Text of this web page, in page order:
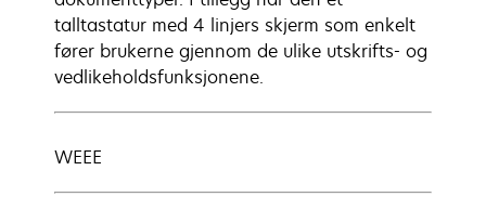
talltastatur med 4 linjers skjerm som enkelt
fører brukerne gjennom de ulike utskrifts- og
vedlikeholdsfunksjonene.
WEEE